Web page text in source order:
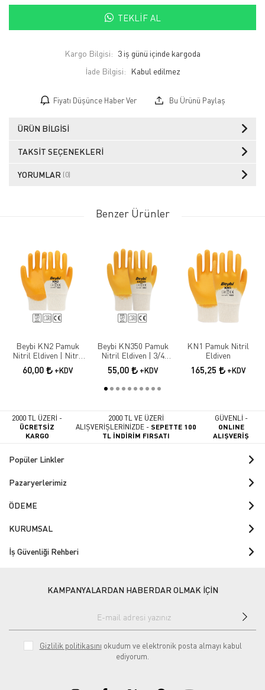
TEKLIF AL
Kargo Bilgisi: 3 iş günü içinde kargoda
İade Bilgisi:
Fiyatı Düşünce Haber Ver Bu Ürünü Paylaş
ÜRÜN BILGISI
TAKSIT SEÇENEKLERI
YORUMLAR (0)
Benzer Ürünler
Beybi KN2 Pamuk
Nitril Eldiven | Nitril
Kaplama İş Güvenliği
Eldiveni
60,00 +KDV
Beybi KN350 Pamuk
Nitril Eldiven | 3/4
Nitril Kaplama İş
Eldiveni
55,00 +KDV
KN1 Pamuk Nitril
Eldiven
165,25 +KDV
2000 TL ÜZERİ -
ÜCRETSİZ
KARGO
2000 TL VE ÜZERİ
ALIŞVERİŞLERİNİZDE -SEPETTE 100
TL İNDİRİM FIRSATI
GÜVENLİ -
ONLINE
ALIŞVERİŞ
Popüler Linkler
Pazaryerlerimiz
ÖDEME
KURUMSAL
İş Güvenliği Rehberi
KAMPANYALARDAN HABERDAR OLMAK İÇİN
Gizlilik politikasını okudum ve elektronik posta almayı kabul
ediyorum.